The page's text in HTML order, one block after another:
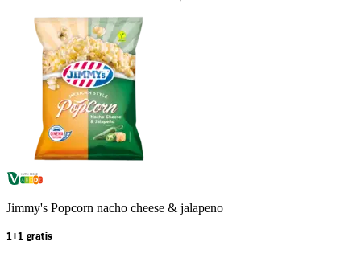
Jimmy's Popcorn nacho cheese & jalapeno
1+1 gratis